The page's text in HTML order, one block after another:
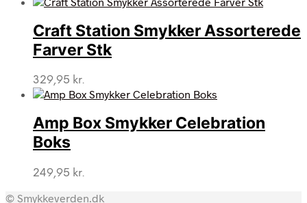
Craft Station Smykker Assorterede
Farver Stk
329,95 kr.
Amp Box Smykker Celebration
Boks
249,95 kr.
© Smykkeverden.dk